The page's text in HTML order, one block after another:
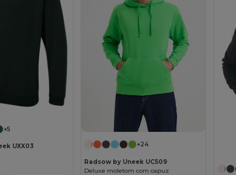
+5
UXX03
+24
Radsow by Uneek UC509
Deluxe moletom com capuz